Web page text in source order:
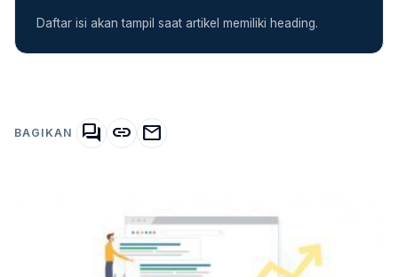
Daftar isi akan tampil saat artikel memiliki heading.
BAGIKAN forum link mail